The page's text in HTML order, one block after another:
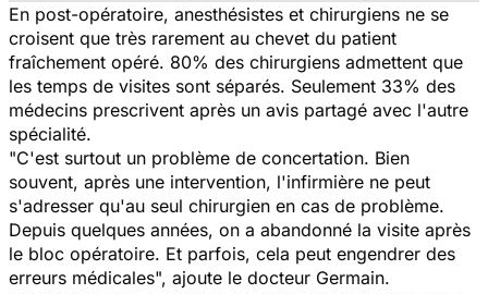
En post-opératoire, anesthésistes et chirurgiens ne se
croisent que très rarement au chevet du patient
fraîchement opéré. 80% des chirurgiens admettent que
les temps de visites sont séparés. Seulement 33% des
médecins prescrivent après un avis partagé avec l'autre
spécialité.
"C'est surtout un problème de concertation. Bien
souvent, après une intervention, l'infirmière ne peut
s'adresser qu'au seul chirurgien en cas de problème.
Depuis quelques années, on a abandonné la visite après
le bloc opératoire. Et parfois, cela peut engendrer des
erreurs médicales", ajoute le docteur Germain.